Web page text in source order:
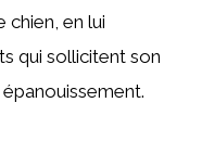
en lui
qui sollicitent son